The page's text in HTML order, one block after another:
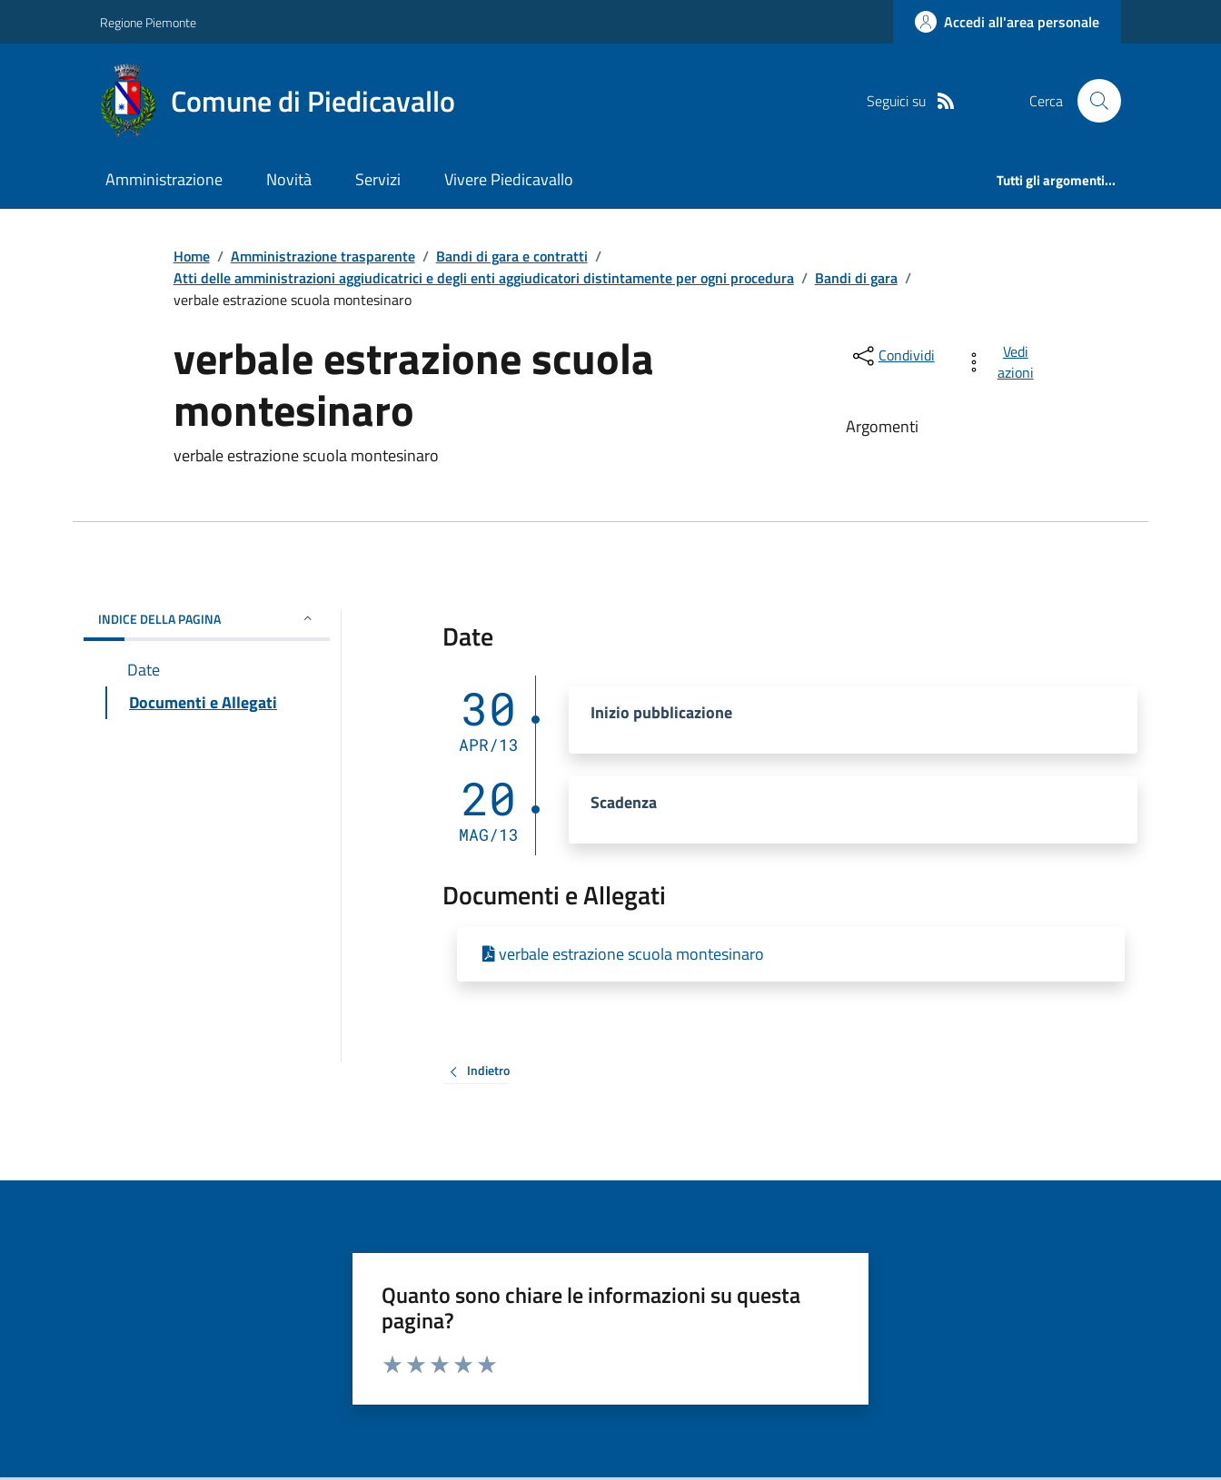
Regione Piemonte Accedi all'area personale
Comune di Piedicavallo Seguici su Cerca
Amministrazione Novità Servizi Vivere Piedicavallo Tutti gli argomenti...
Home / Amministrazione trasparente / Bandi di gara e contratti /
Atti delle amministrazioni aggiudicatrici e degli enti aggiudicatori distintamente per ogni procedura / Bandi di gara /
verbale estrazione scuola montesinaro
verbale estrazione scuola
montesinaro
verbale estrazione scuola montesinaro
Condividi
Vedi
azioni
Argomenti
INDICE DELLA PAGINA
Date
Documenti e Allegati
Date
30
APR/13
Inizio pubblicazione
20
MAG/13
Scadenza
Documenti e Allegati
verbale estrazione scuola montesinaro
Indietro
Quanto sono chiare le informazioni su questa
pagina?
Valuta da 1 a 5 stelle la pagina